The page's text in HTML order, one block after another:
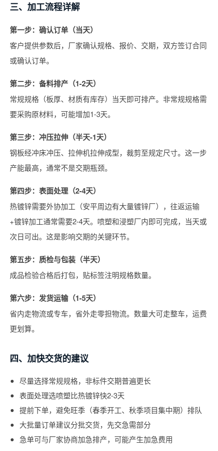
三、加工流程详解
第一步：确认订单（当天）
客户提供参数后，厂家确认规格、报价、交期，双方签订合同
或确认订单。
第二步：备料排产（1-2天）
常规规格（板厚、材质有库存）当天即可排产。非常规规格需
要采购原材料，可能增加1-3天。
第三步：冲压拉伸（半天-1天）
钢板经冲床冲压、拉伸机拉伸成型，裁剪至规定尺寸。这一步
产能最高，通常不是交期瓶颈。
第四步：表面处理（2-4天）
热镀锌需要外协加工（安平周边有大量镀锌厂），往返运输
+镀锌加工通常需要2-4天。喷塑和浸塑厂内即可完成，当天或
次日可出。这是影响交期的关键环节。
第五步：质检与包装（半天）
成品检验合格后打包，贴标签注明规格数量。
第六步：发货运输（1-5天）
省内走物流或专车，省外走零担物流。数量大可走整车，运费
更划算。
四、加快交货的建议
尽量选择常规规格，非标件交期普遍更长
表面处理选喷塑比热镀锌快2-3天
提前下单，避免旺季（春季开工、秋季项目集中期）排队
大批量订单建议分批交货，先交急需部分
急单可与厂家协商加急排产，可能产生加急费用